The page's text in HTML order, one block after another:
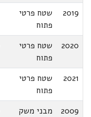
2019
שטח פרטי
פתוח
2020
שטח פרטי
פתוח
2021
שטח פרטי
פתוח
2009 מבני משק